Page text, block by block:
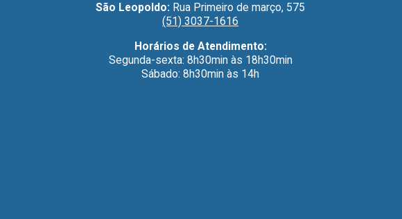
São Leopoldo: Rua Primeiro de março, 575
(51) 3037-1616
Horários de Atendimento:
Segunda-sexta: 8h30min às 18h30min
Sábado: 8h30min às 14h